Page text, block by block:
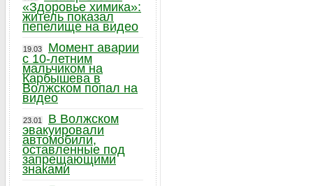
«Здоровье химика»:
житель показал
пепелище на видео
19.03
Момент аварии
с 10-летним
мальчиком на
Карбышева в
Волжском попал на
видео
23.01
В Волжском
эвакуировали
автомобили,
оставленные под
запрещающими
знаками